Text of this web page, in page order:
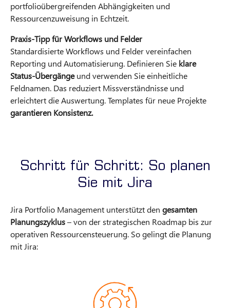
portfolioübergreifenden Abhängigkeiten und
Ressourcenzuweisung in Echtzeit.
Praxis-Tipp für Workflows und Felder
Standardisierte Workflows und Felder vereinfachen
Reporting und Automatisierung. Definieren Sie klare
Status-Übergängeund verwenden Sie einheitliche
Feldnamen. Das reduziert Missverständnisse und
erleichtert die Auswertung. Templates für neue Projekte
garantieren Konsistenz.
Schritt für Schritt: So planen
Sie mit Jira
Jira Portfolio Management unterstützt den gesamten
Planungszyklus– von der strategischen Roadmap bis zur
operativen Ressourcensteuerung. So gelingt die Planung
mit Jira: